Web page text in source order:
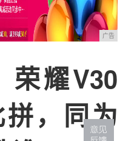
广告
荣耀V30
，同为